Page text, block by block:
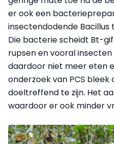
er ook een
insectendodende Bacillus
Die bacterie scheidt Bt-
rupsen en vooral
daardoor niet meer eten
onderzoek van PCS
doeltreffend te zijn. Het
waardoor er ook minder